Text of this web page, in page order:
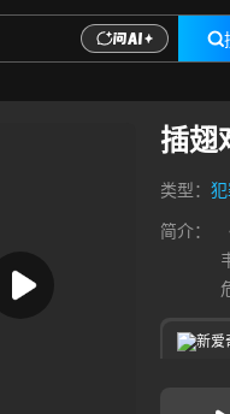
插翅
类型：
简介：
新爱